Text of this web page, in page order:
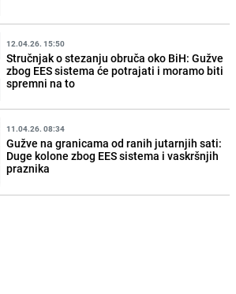
12.04.26. 15:50
Stručnjak o stezanju obruča oko BiH: Gužve
zbog EES sistema će potrajati i moramo biti
spremni na to
11.04.26. 08:34
Gužve na granicama od ranih jutarnjih sati:
Duge kolone zbog EES sistema i vaskršnjih
praznika